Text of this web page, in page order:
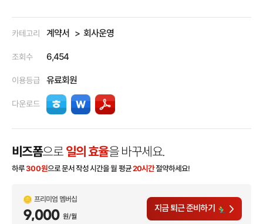
카테고리 계약서 회사운영
조회수 6,454
이용등급 유료회원
다운로드
비즈폼으로 일의 효율을 바꾸세요.
하루300원으로 문서 작성 시간을 월 평균20시간절약하세요!
프리미엄 멤버십
9,000 원/월
지금 퇴근 준비하기